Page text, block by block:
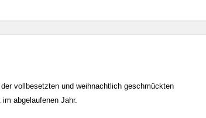
vollbesetzten und weihnachtlich geschmückten
abgelaufenen Jahr.